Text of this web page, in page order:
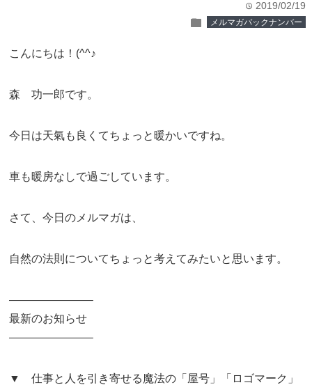
time 2019/02/19
folder メルマガバックナンバー
こんにちは！(^^♪
森 功一郎です。
今日は天氣も良くてちょっと暖かいですね。
車も暖房なしで過ごしています。
さて、今日のメルマガは、
自然の法則についてちょっと考えてみたいと思います。
———————–
最新のお知らせ
———————–
▼ 仕事と人を引き寄せる魔法の「屋号」「ロゴマーク」